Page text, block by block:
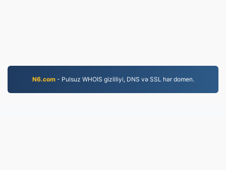
N6.com- Pulsuz WHOIS gizliliyi, DNS və SSL hər domen.